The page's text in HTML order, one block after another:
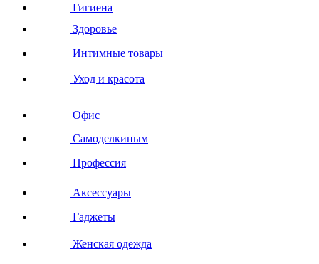
Гигиена
Здоровье
Интимные товары
Уход и красота
Офис
Самоделкиным
Профессия
Аксессуары
Гаджеты
Женская одежда